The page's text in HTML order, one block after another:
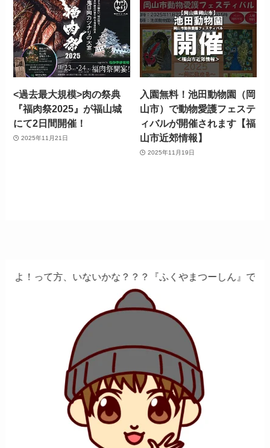
<過去最大規模>肉の祭典
『福肉祭2025』が福山城
にて2日間開催！
2025年11月21日
入園無料！池田動物園（岡
山市）で動物愛護フェステ
ィバルが開催されます【福
山市近郊情報】
2025年11月19日
いないかな？？？『ふくやまつーしん』でちょっとしたバ